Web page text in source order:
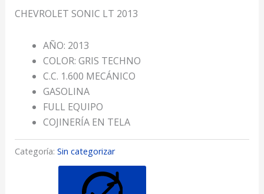
CHEVROLET SONIC LT 2013
AÑO: 2013
COLOR: GRIS TECHNO
C.C. 1.600 MECÁNICO
GASOLINA
FULL EQUIPO
COJINERÍA EN TELA
Categoría: Sin categorizar